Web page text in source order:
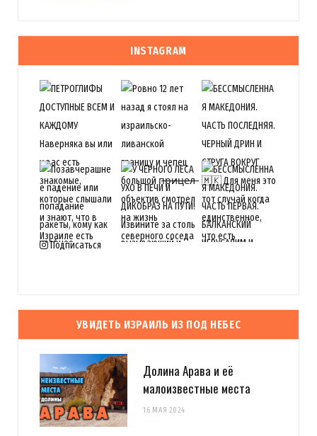
INSTAGRAM
Подписаться
УВИДЕТЬ ИЗРАИЛЬ ИЗ ПОД НЕБЕС
Долина Арава и её
малоизвестные места
16 МАЯ 2024